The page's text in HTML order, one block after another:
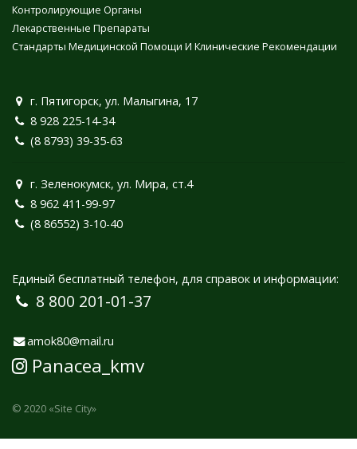
Контролирующие Органы
Лекарственные Препараты
Стандарты Медицинской Помощи И Клинические Рекомендации
г. Пятигорск, ул. Малыгина, 17
8 928 225-14-34
(8 8793) 39-35-63
г. Зеленокумск, ул. Мира, ст.4
8 962 411-99-97
(8 86552) 3-10-40
Единый бесплатный телефон, для справок и информации:
8 800 201-01-37
amok80@mail.ru
Panacea_kmv
© 2020 «Site City»